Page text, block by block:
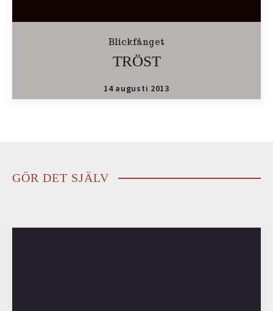
Blickfånget
TRÖST
14 augusti 2013
GÖR DET SJÄLV